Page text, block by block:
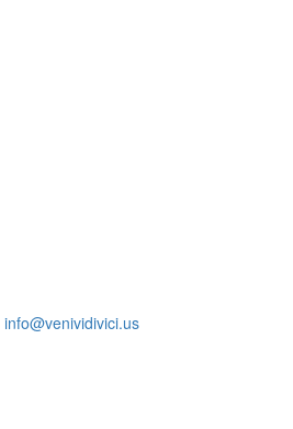
info@venividivici.us